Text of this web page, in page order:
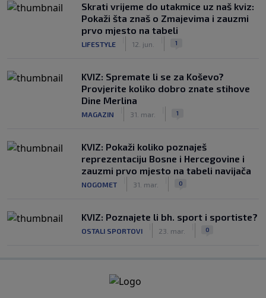
Skrati vrijeme do utakmice uz naš kviz:
Pokaži šta znaš o Zmajevima i zauzmi
prvo mjesto na tabeli
LIFESTYLE 12. jun. 1
KVIZ: Spremate li se za Koševo?
Provjerite koliko dobro znate stihove
Dine Merlina
MAGAZIN 31. mar. 1
KVIZ: Pokaži koliko poznaješ
reprezentaciju Bosne i Hercegovine i
zauzmi prvo mjesto na tabeli navijača
NOGOMET 31. mar. 0
KVIZ: Poznajete li bh. sport i sportiste?
OSTALI SPORTOVI 23. mar. 0